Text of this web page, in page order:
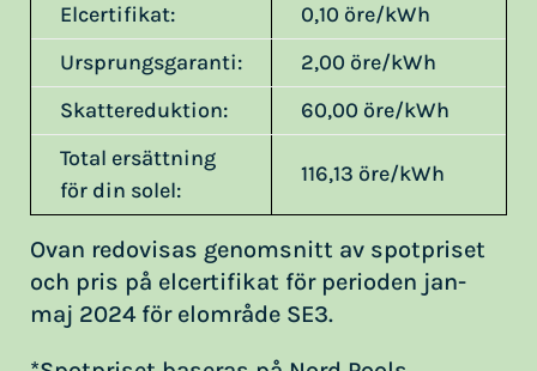
Elcertifikat:
0,10 öre/kWh
Ursprungsgaranti:
2,00 öre/kWh
Skattereduktion:
60,00 öre/kWh
Total ersättning
för din solel:
116,13 öre/kWh
Ovan redovisas genomsnitt av spotpriset
och pris på elcertifikat för perioden jan-
maj 2024 för elområde SE3.